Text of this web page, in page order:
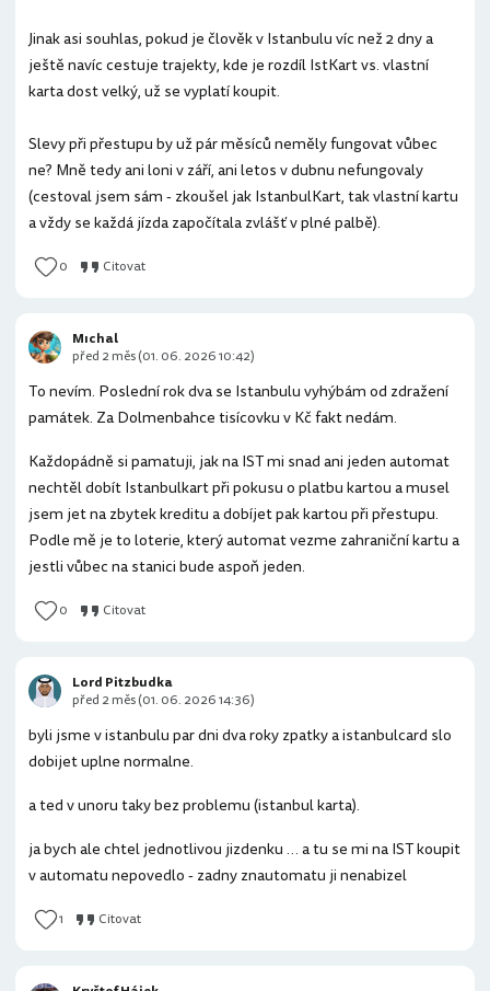
Jinak asi souhlas, pokud je člověk v Istanbulu víc než 2 dny a
ještě navíc cestuje trajekty, kde je rozdíl IstKart vs. vlastní
karta dost velký, už se vyplatí koupit.
Slevy při přestupu by už pár měsíců neměly fungovat vůbec
ne? Mně tedy ani loni v září, ani letos v dubnu nefungovaly
(cestoval jsem sám - zkoušel jak IstanbulKart, tak vlastní kartu
a vždy se každá jízda započítala zvlášť v plné palbě).
0 Citovat
To nevím. Poslední rok dva se Istanbulu vyhýbám od zdražení
památek. Za Dolmenbahce tisícovku v Kč fakt nedám.
Každopádně si pamatuji, jak na IST mi snad ani jeden automat
nechtěl dobít Istanbulkart při pokusu o platbu kartou a musel
jsem jet na zbytek kreditu a dobíjet pak kartou při přestupu.
Podle mě je to loterie, který automat vezme zahraniční kartu a
jestli vůbec na stanici bude aspoň jeden.
0 Citovat
Mıchal
před 2 měs (01. 06. 2026 10:42)
byli jsme v istanbulu par dni dva roky zpatky a istanbulcard slo
dobijet uplne normalne.
a ted v unoru taky bez problemu (istanbul karta).
ja bych ale chtel jednotlivou jizdenku … a tu se mi na IST koupit
v automatu nepovedlo - zadny znautomatu ji nenabizel
1 Citovat
Lord Pitzbudka
před 2 měs (01. 06. 2026 14:36)